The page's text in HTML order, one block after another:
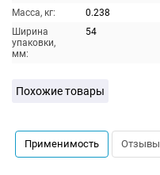
Масса, кг:
0.238
Ширина
упаковки,
мм:
54
Похожие товары
Применимость Отзывы